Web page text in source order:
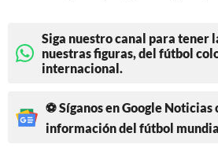
Siga nuestro canal para tener
nuestras figuras, del fútbol
internacional.
⚽ Síganos en Google Noticias
información del fútbol mundial